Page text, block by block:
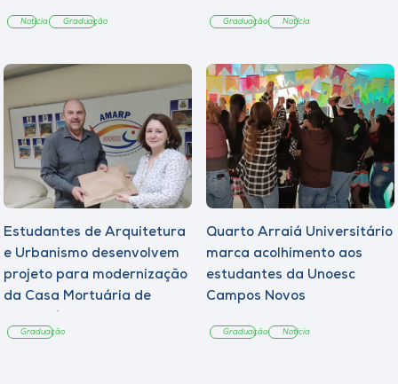
Notícia Graduação Graduação Notícia
Estudantes de Arquitetura
e Urbanismo desenvolvem
projeto para modernização
da Casa Mortuária de
Graduação
Quarto Arraiá Universitário
marca acolhimento aos
estudantes da Unoesc
Campos Novos
Graduação Notícia